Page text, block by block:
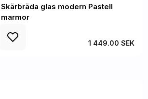
Skärbräda glas modern Pastell
marmor
1 449.00 SEK